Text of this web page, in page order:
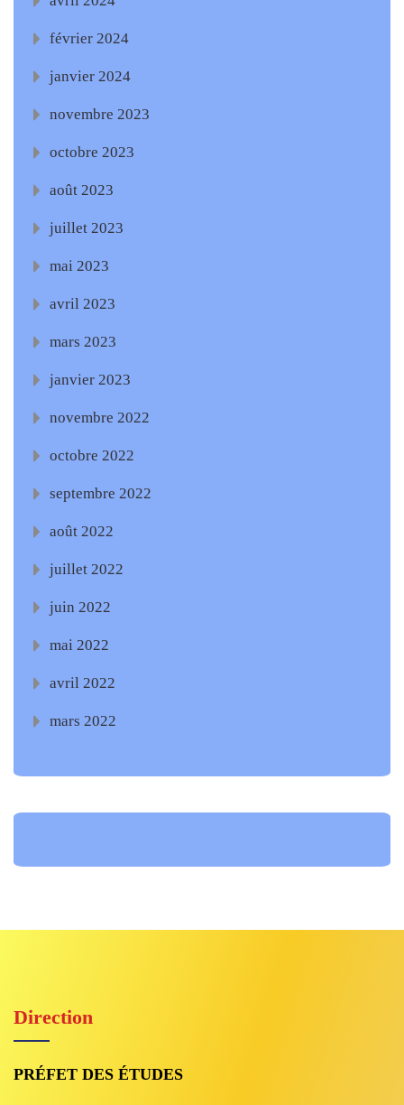
février 2024
janvier 2024
novembre 2023
octobre 2023
août 2023
juillet 2023
mai 2023
avril 2023
mars 2023
janvier 2023
novembre 2022
octobre 2022
septembre 2022
août 2022
juillet 2022
juin 2022
mai 2022
avril 2022
mars 2022
Direction
PRÉFET DES ÉTUDES